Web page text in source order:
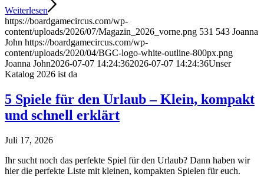
Weiterlesen
https://boardgamecircus.com/wp-
content/uploads/2026/07/Magazin_2026_vorne.png 531 543 Joanna
John https://boardgamecircus.com/wp-
content/uploads/2020/04/BGC-logo-white-outline-800px.png
Joanna John2026-07-07 14:24:362026-07-07 14:24:36Unser
Katalog 2026 ist da
5 Spiele für den Urlaub – Klein, kompakt
und schnell erklärt
Juli 17, 2026
Ihr sucht noch das perfekte Spiel für den Urlaub? Dann haben wir
hier die perfekte Liste mit kleinen, kompakten Spielen für euch.